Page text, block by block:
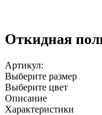
Откидная
Артикул:
Выберите размер
Выберите цвет
Описание
Характеристики